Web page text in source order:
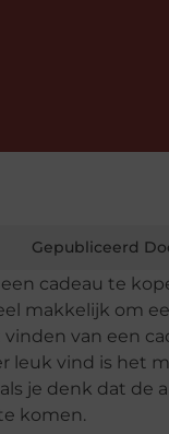
Gepubliceerd
cadeau te
makkelijk om
van een
leuk vind is het
je denk dat de
komen.